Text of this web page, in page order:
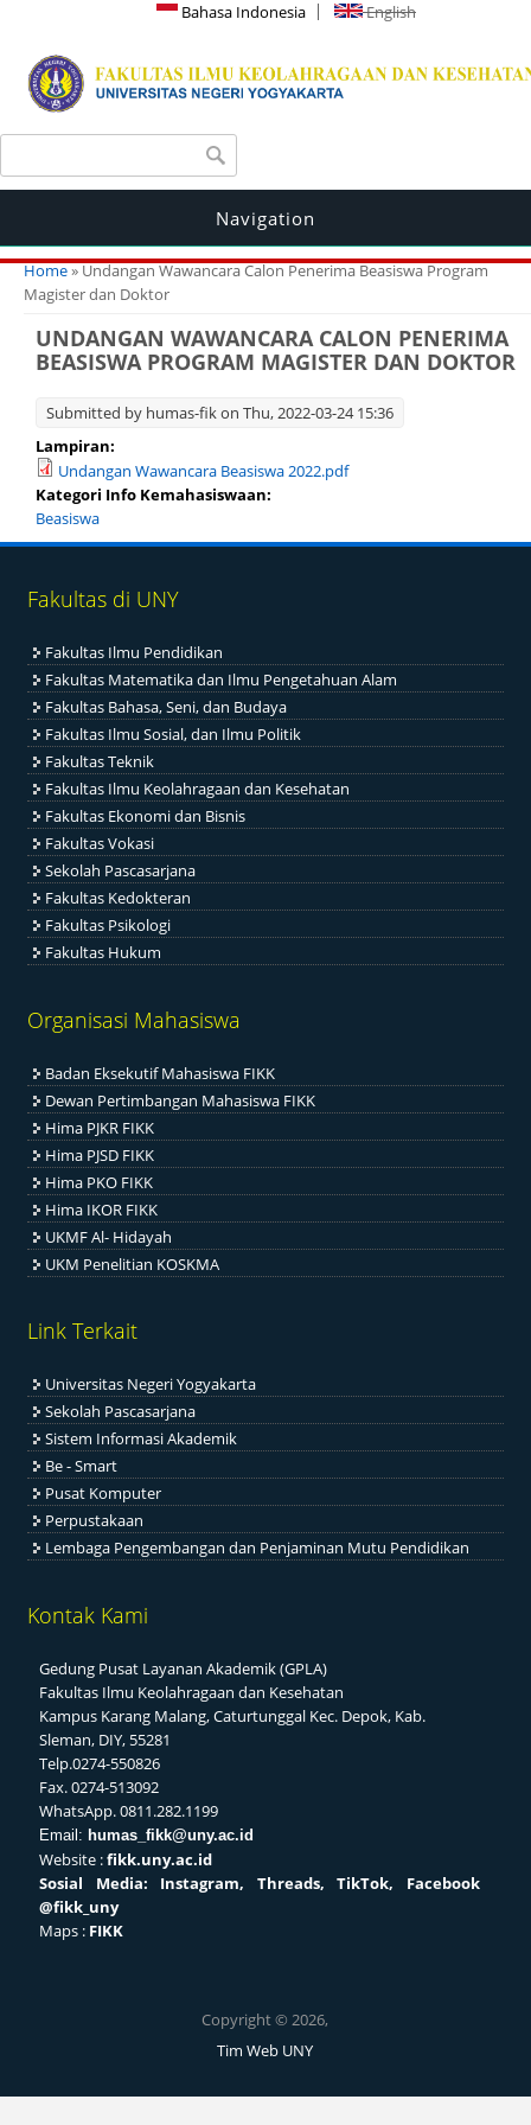
Bahasa Indonesia English
Search form
Navigation
You are here
Home» Undangan Wawancara Calon Penerima Beasiswa Program
Magister dan Doktor
UNDANGAN WAWANCARA CALON PENERIMA
BEASISWA PROGRAM MAGISTER DAN DOKTOR
Submitted by humas-fikon Thu, 2022-03-24 15:36
Lampiran:
Undangan Wawancara Beasiswa 2022.pdf
Kategori Info Kemahasiswaan:
Beasiswa
Fakultas di UNY
Fakultas Ilmu Pendidikan
Fakultas Matematika dan Ilmu Pengetahuan Alam
Fakultas Bahasa, Seni, dan Budaya
Fakultas Ilmu Sosial, dan Ilmu Politik
Fakultas Teknik
Fakultas Ilmu Keolahragaan dan Kesehatan
Fakultas Ekonomi dan Bisnis
Fakultas Vokasi
Sekolah Pascasarjana
Fakultas Kedokteran
Fakultas Psikologi
Fakultas Hukum
Organisasi Mahasiswa
Badan Eksekutif Mahasiswa FIKK
Dewan Pertimbangan Mahasiswa FIKK
Hima PJKR FIKK
Hima PJSD FIKK
Hima PKO FIKK
Hima IKOR FIKK
UKMF Al- Hidayah
UKM Penelitian KOSKMA
Link Terkait
Universitas Negeri Yogyakarta
Sekolah Pascasarjana
Sistem Informasi Akademik
Be - Smart
Pusat Komputer
Perpustakaan
Lembaga Pengembangan dan Penjaminan Mutu Pendidikan
Kontak Kami
Gedung Pusat Layanan Akademik (GPLA)
Fakultas Ilmu Keolahragaan dan Kesehatan
Kampus Karang Malang, Caturtunggal Kec. Depok, Kab.
Sleman, DIY, 55281
Telp.0274-550826
Fax. 0274-513092
WhatsApp. 0811.282.1199
Email: humas_fikk@uny.ac.id
Website :fikk.uny.ac.id
Sosial
Media: Instagram, Threads, TikTok, Facebook
@fikk_uny
Maps : FIKK
Copyright © 2026,
Tim Web UNY